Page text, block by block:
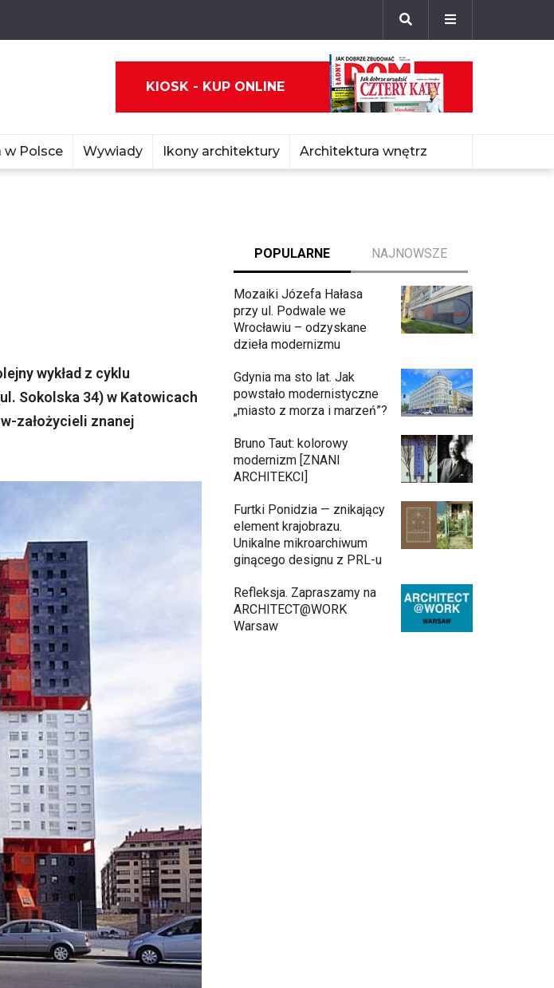
KIOSK - KUP ONLINE
w Polsce Wywiady Ikony architektury Architektura wnętrz
wykład z cyklu
Sokolska 34) w Katowicach
założycieli znanej
POPULARNE NAJNOWSZE
Mozaiki Józefa Hałasa
przy ul. Podwale we
Wrocławiu – odzyskane
dzieła modernizmu
Gdynia ma sto lat. Jak
powstało modernistyczne
„miasto z morza i marzeń”?
Bruno Taut: kolorowy
modernizm [ZNANI
ARCHITEKCI]
Furtki Ponidzia — znikający
element krajobrazu.
Unikalne mikroarchiwum
ginącego designu z PRL-u
Refleksja. Zapraszamy na
ARCHITECT@WORK
Warsaw